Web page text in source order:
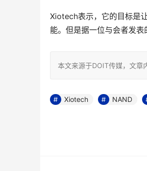
Xiotech表示，它的目标是
能。但是据一位与会者发
本文来源于DOIT传媒，文章
Xiotech NAND